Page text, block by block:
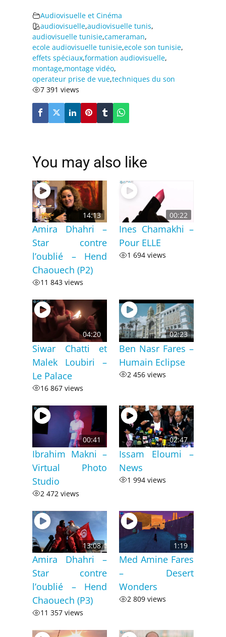
Audiovisuelle et Cinéma
audiovisuelle,audiovisuelle tunis,
audiovisuelle tunisie,cameraman,
ecole audiovisuelle tunisie,ecole son tunisie,
effets spéciaux,formation audiovisuelle,
montage,montage vidéo,
operateur prise de vue,techniques du son
7 391 views
You may also like
14:13
Amira Dhahri –
Star contre
l’oublié – Hend
Chaouech (P2)
11 843 views
00:22
Ines Chamakhi –
Pour ELLE
1 694 views
04:20
Siwar Chatti et
Malek Loubiri –
Le Palace
16 867 views
02:23
Ben Nasr Fares –
Humain Eclipse
2 456 views
00:41
Ibrahim Makni –
Virtual Photo
Studio
2 472 views
02:47
Issam Eloumi –
News
1 994 views
13:08
Amira Dhahri –
Star contre
l’oublié – Hend
Chaouech (P3)
11 357 views
1:19
Med Amine Fares
– Desert
Wonders
2 809 views